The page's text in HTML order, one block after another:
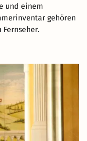
und einem
gehören